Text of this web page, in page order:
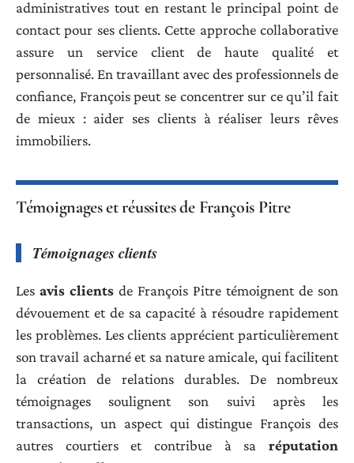
administratives tout en restant le principal point de
contact pour ses clients. Cette approche collaborative
assure un service client de haute qualité et
personnalisé. En travaillant avec des professionnels de
confiance, François peut se concentrer sur ce qu’il fait
de mieux : aider ses clients à réaliser leurs rêves
immobiliers.
Témoignages et réussites de François Pitre
Témoignages clients
Les avis clients de François Pitre témoignent de son
dévouement et de sa capacité à résoudre rapidement
les problèmes. Les clients apprécient particulièrement
son travail acharné et sa nature amicale, qui facilitent
la création de relations durables. De nombreux
témoignages soulignent son suivi après les
transactions, un aspect qui distingue François des
autres courtiers et contribue à sa réputation